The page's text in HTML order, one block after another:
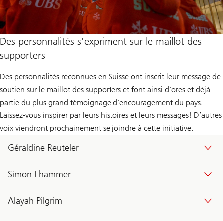
Des personnalités s’expriment sur le maillot des
supporters
Des personnalités reconnues en Suisse ont inscrit leur message de
soutien sur le maillot des supporters et font ainsi d’ores et déjà
partie du plus grand témoignage d’encouragement du pays.
Laissez-vous inspirer par leurs histoires et leurs messages! D’autres
voix viendront prochainement se joindre à cette initiative.
Géraldine Reuteler
Simon Ehammer
Alayah Pilgrim